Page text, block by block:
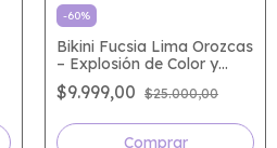
-60%
Bikini Fucsia Lima Orozcas
– Explosión de Color y
Estilo Verano
$9.999,00 $25.000,00